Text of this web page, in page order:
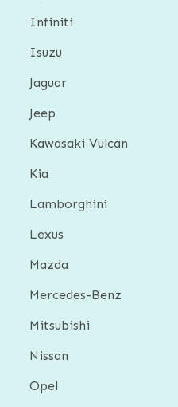
Infiniti
Isuzu
Jaguar
Jeep
Kawasaki Vulcan
Kia
Lamborghini
Lexus
Mazda
Mercedes-Benz
Mitsubishi
Nissan
Opel